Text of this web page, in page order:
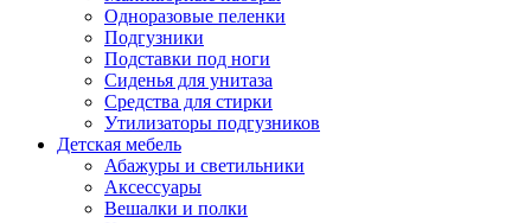
Одноразовые пеленки
Подгузники
Подставки под ноги
Сиденья для унитаза
Средства для стирки
Утилизаторы подгузников
Детская мебель
Абажуры и светильники
Аксессуары
Вешалки и полки